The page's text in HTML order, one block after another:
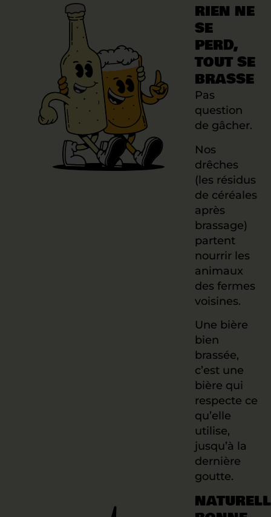
RIEN NE
SE
PERD,
TOUT SE
BRASSE
Pas
question
de gâcher.
Nos
drêches
(les résidus
de céréales
après
brassage)
partent
nourrir les
animaux
des fermes
voisines.
Une bière
bien
brassée,
c’est une
bière qui
respecte ce
qu’elle
utilise,
jusqu’à la
dernière
goutte.